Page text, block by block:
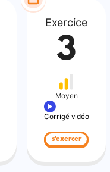
Exercice
3
Moyen
Corrigé vidéo
s'exercer